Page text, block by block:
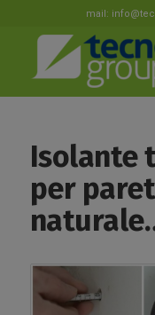
mail:
Isolante
per